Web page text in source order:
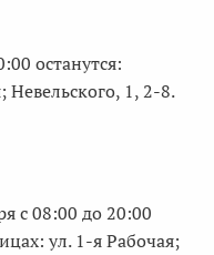
останутся:
Невельского, 1, 2-8.
с 08:00 до 20:00
ул. 1-я Рабочая;